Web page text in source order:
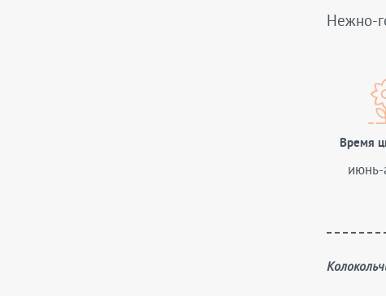
Нежно-
Время
июнь-